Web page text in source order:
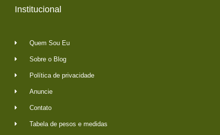
Institucional
Quem Sou Eu
Sobre o Blog
Política de privacidade
Anuncie
Contato
Tabela de pesos e medidas